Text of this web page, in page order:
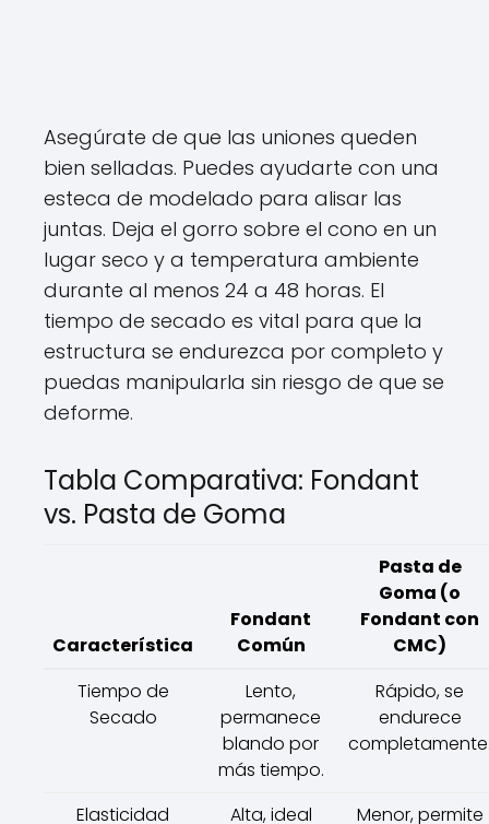
Asegúrate de que las uniones queden
bien selladas. Puedes ayudarte con una
esteca de modelado para alisar las
juntas. Deja el gorro sobre el cono en un
lugar seco y a temperatura ambiente
durante al menos 24 a 48 horas. El
tiempo de secado es vital para que la
estructura se endurezca por completo y
puedas manipularla sin riesgo de que se
deforme.
Tabla Comparativa: Fondant
vs. Pasta de Goma
Característica
Fondant
Común
Pasta de
Goma (o
Fondant con
CMC)
Tiempo de
Secado
Lento,
permanece
blando por
más tiempo.
Rápido, se
endurece
Elasticidad Alta, ideal Menor, permite